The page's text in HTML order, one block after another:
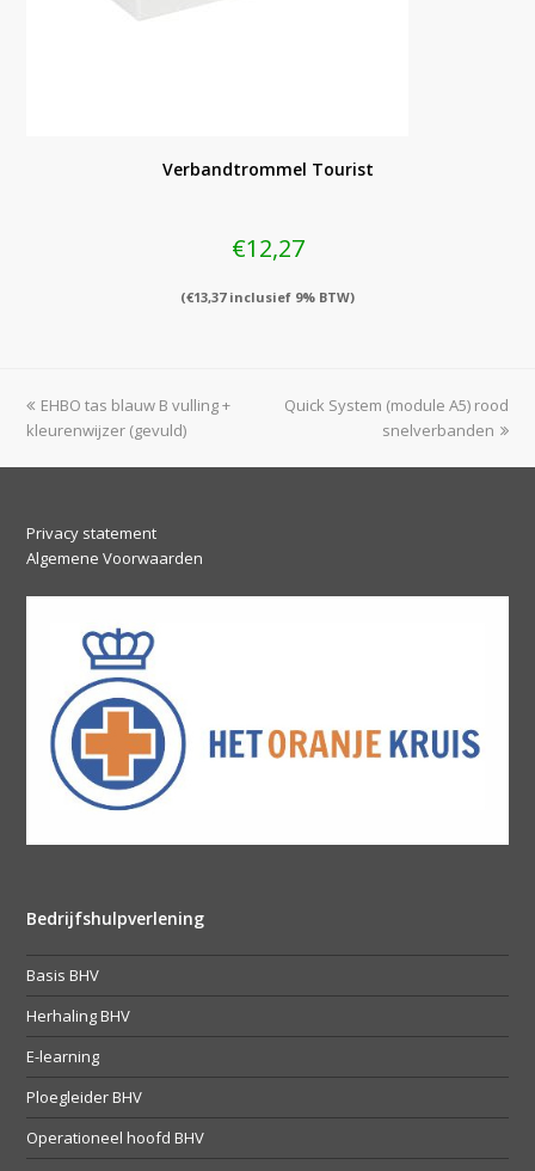
Verbandtrommel Tourist
€12,27
(€13,37inclusief 9% BTW)
previous
post:
EHBO tas blauw B vulling +
kleurenwijzer (gevuld)
next
Quick System (module A5) rood
snelverbanden
Privacy statement
Algemene Voorwaarden
Bedrijfshulpverlening
Basis BHV
Herhaling BHV
E-learning
Ploegleider BHV
Operationeel hoofd BHV